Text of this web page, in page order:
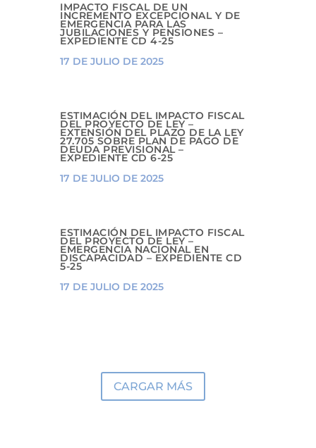
IMPACTO FISCAL DE UN
INCREMENTO EXCEPCIONAL Y DE
EMERGENCIA PARA LAS
JUBILACIONES Y PENSIONES –
EXPEDIENTE CD 4-25
17 DE JULIO DE 2025
ESTIMACIÓN DEL IMPACTO FISCAL
DEL PROYECTO DE LEY –
EXTENSIÓN DEL PLAZO DE LA LEY
27.705 SOBRE PLAN DE PAGO DE
DEUDA PREVISIONAL –
EXPEDIENTE CD 6-25
17 DE JULIO DE 2025
ESTIMACIÓN DEL IMPACTO FISCAL
DEL PROYECTO DE LEY –
EMERGENCIA NACIONAL EN
DISCAPACIDAD – EXPEDIENTE CD
5-25
17 DE JULIO DE 2025
CARGAR MÁS